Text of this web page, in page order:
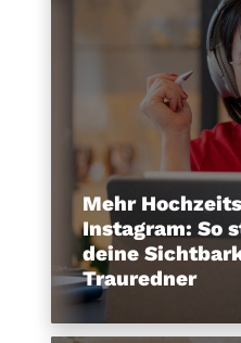
Mehr
Instagram: So
deine
Trauredner